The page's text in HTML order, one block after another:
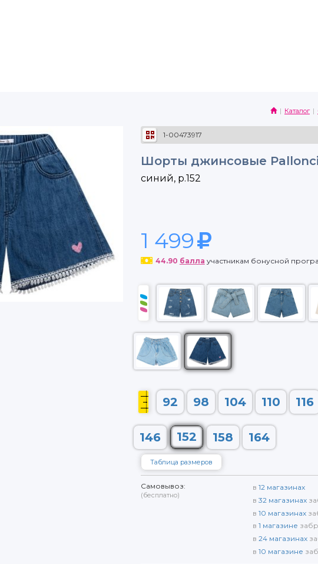
Каталог
1-00473917
Шорты джинсовые
синий, р.152
1 499
44.90 балла участникам бонусной
92 98 104 110 116
146 152 158 164
Таблица размеров
Самовывоз:
(бесплатно)
в 12 магазинах
в 32 магазинах
в 10 магазинах
в 1 магазине
в 24 магазинах
в 10 магазине